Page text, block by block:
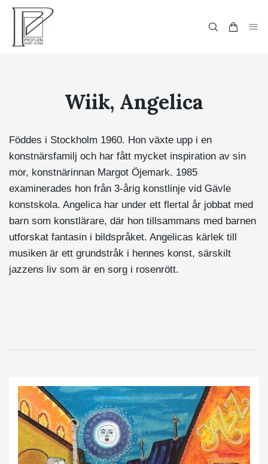
Wiik, Angelica
Föddes i Stockholm 1960. Hon växte upp i en
konstnärsfamilj och har fått mycket inspiration av sin
mor, konstnärinnan Margot Öjemark. 1985
examinerades hon från 3-årig konstlinje vid Gävle
konstskola. Angelica har under ett flertal år jobbat med
barn som konstlärare, där hon tillsammans med barnen
utforskat fantasin i bildspråket. Angelicas kärlek till
musiken är ett grundstråk i hennes konst, särskilt
jazzens liv som är en sorg i rosenrött.